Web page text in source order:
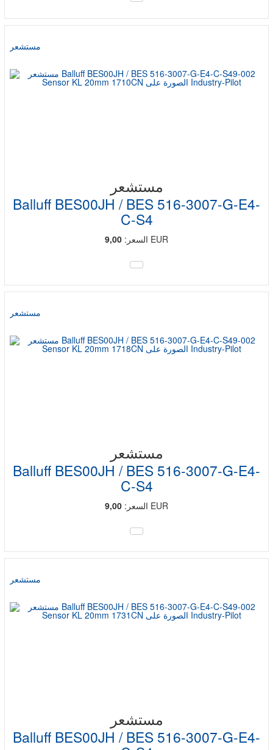
مستشعر
مستشعر
Balluff BES00JH / BES 516-3007-G-E4-
C-S4
السعر: 9,00 EUR
مستشعر
مستشعر
Balluff BES00JH / BES 516-3007-G-E4-
C-S4
السعر: 9,00 EUR
مستشعر
مستشعر
Balluff BES00JH / BES 516-3007-G-E4-